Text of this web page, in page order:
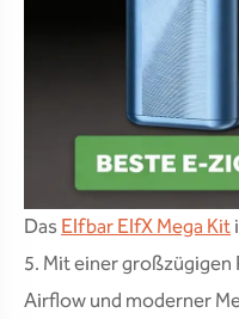
DasElfbar ElfX Mega Kit
5. Mit einer
Airflow und moderner